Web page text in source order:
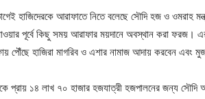
হাজিদেরকে আরাফাতে নিতে বলেছে সৌদি হজ ও ওমরাহ
পূর্বে কিছু সময় আরাফার ময়দানে অবস্থান করা ফরজ।
পৌঁছে হাজিরা মাগরিব ও এশার নামাজ আদায় করবেন এবং
প্রায় ১৪ লাখ ৭০ হাজার হজযাত্রী হজপালনের জন্য